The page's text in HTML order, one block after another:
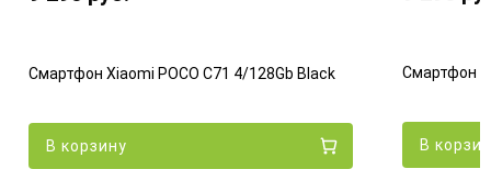
Смартфон Xiaomi POCO C71 4/128Gb Black
В корзину
Смартфон
В